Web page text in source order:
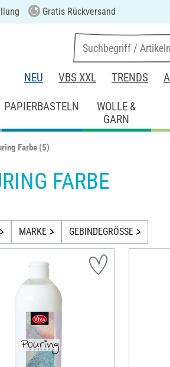
Gratis Rückversand
NEU VBS XXL TRENDS
PAPIERBASTELN
WOLLE &
GARN
Farbe (5)
FARBE
MARKE GEBINDEGRÖSSE